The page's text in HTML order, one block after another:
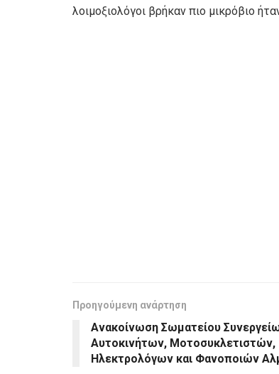
λοιμοξιολόγοι βρήκαν πιο μικρόβιο
Προηγούμενη ανάρτηση
Ανακοίνωση Σωματείου
Αυτοκινήτων, Μοτοσυκλετιστών,
Ηλεκτρολόγων και Φανοποιών